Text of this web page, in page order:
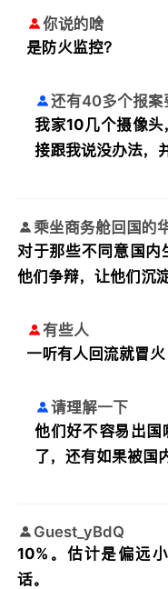
你说的啥
是防火监控？
还有40多个报案
我家10几个摄像
接跟我说没办法，
乘坐商务舱回国的
对于那些不同意国内
他们争辩，让他们沉
有些人
一听有人回流就冒火
请理解一下
他们好不容易出
了，还有如果被国
Guest_yBdQ
10%。估计是偏远
话。